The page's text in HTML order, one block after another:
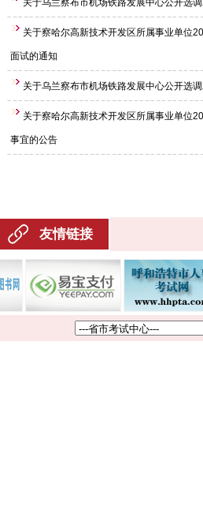
关于乌兰察布市机场铁路发展中心公开选
关于察哈尔高新技术开发区所属事业单位
面试的通知
关于乌兰察布市机场铁路发展中心公开选
关于察哈尔高新技术开发区所属事业单位
事宜的公告
友情链接